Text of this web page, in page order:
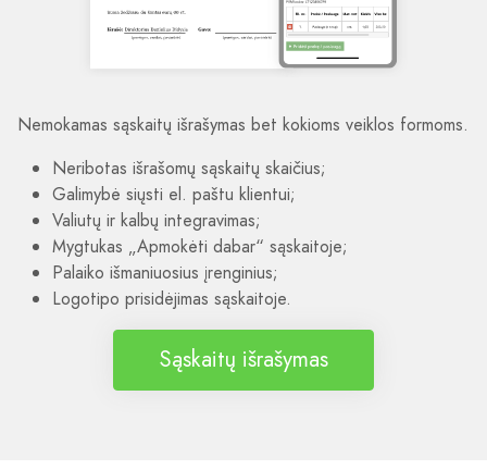
Nemokamas sąskaitų išrašymas bet kokioms veiklos formoms.
Neribotas išrašomų sąskaitų skaičius;
Galimybė siųsti el. paštu klientui;
Valiutų ir kalbų integravimas;
Mygtukas „Apmokėti dabar“ sąskaitoje;
Palaiko išmaniuosius įrenginius;
Logotipo prisidėjimas sąskaitoje.
Sąskaitų išrašymas